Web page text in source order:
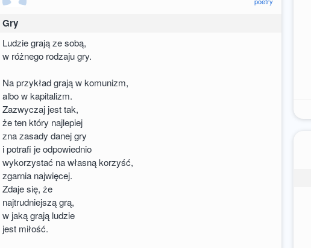
Gry
Ludzie grają ze sobą,
w różnego rodzaju gry.
Na przykład grają w komunizm,
albo w kapitalizm.
Zazwyczaj jest tak,
że ten który najlepiej
zna zasady danej gry
i potrafi je odpowiednio
wykorzystać na własną korzyść,
zgarnia najwięcej.
Zdaje się, że
najtrudniejszą grą,
w jaką grają ludzie
jest miłość.